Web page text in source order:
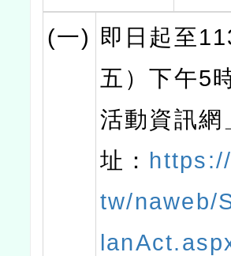
(一) 即日起至
五）下午5
活動資訊網
址：
tw/naweb/